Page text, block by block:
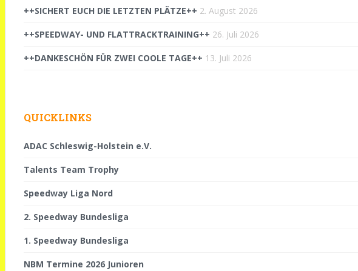
++SICHERT EUCH DIE LETZTEN PLÄTZE++ 2. August 2026
++SPEEDWAY- UND FLATTRACKTRAINING++ 26. Juli 2026
++DANKESCHÖN FÜR ZWEI COOLE TAGE++ 13. Juli 2026
QUICKLINKS
ADAC Schleswig-Holstein e.V.
Talents Team Trophy
Speedway Liga Nord
2. Speedway Bundesliga
1. Speedway Bundesliga
NBM Termine 2026 Junioren